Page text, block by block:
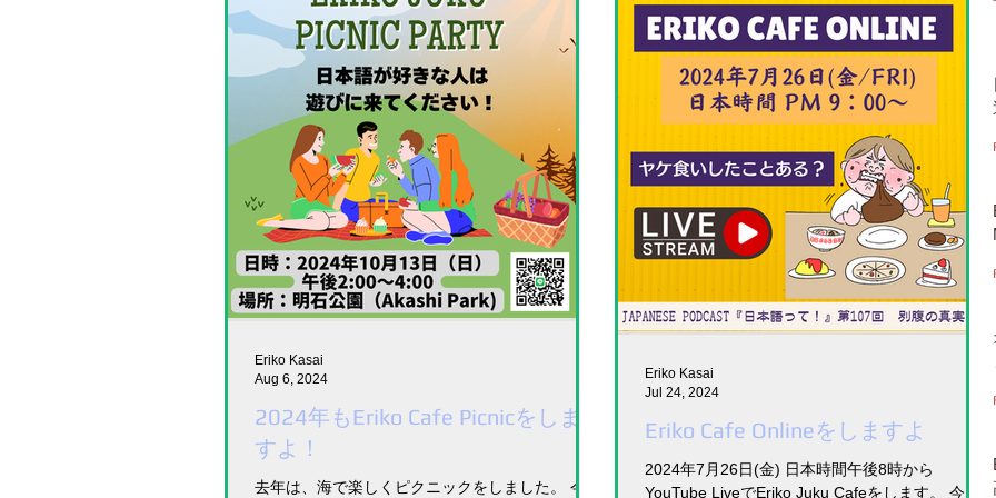
2024年もEriko Cafe Picnicをしま
すよ！
去年は、海で楽しくピクニックをしました。 今年
Eriko Kasai
Aug 6, 2024
Eriko Cafe Onlineをしますよ
2024年7月26日(金) 日本時間午後8時から
YouTube LiveでEriko Juku Cafeをします。 今回
Eriko Kasai
Jul 24, 2024